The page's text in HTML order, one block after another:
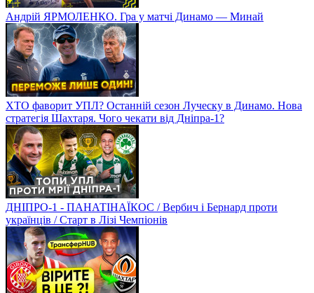
Андрій ЯРМОЛЕНКО. Гра у матчі Динамо — Минай
ХТО фаворит УПЛ? Останній сезон Луческу в Динамо. Нова
стратегія Шахтаря. Чого чекати від Дніпра-1?
ДНІПРО-1 - ПАНАТІНАЇКОС / Вербич і Бернард проти
українців / Старт в Лізі Чемпіонів